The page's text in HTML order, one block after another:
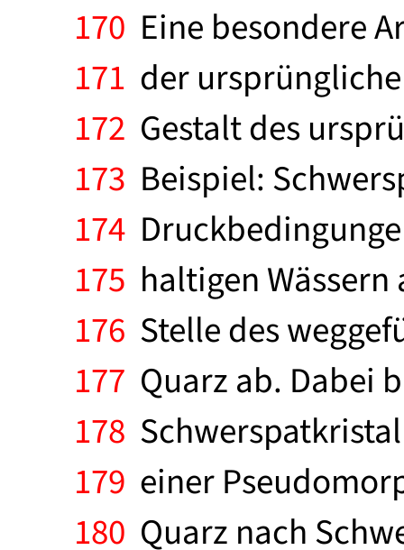
170 Eine besondere
171 der
172 Gestalt des
173 Beispiel:
174
175 haltigen
176 Stelle des
177 Quarz ab. Dabei
178
179 einer
180 Quarz nach